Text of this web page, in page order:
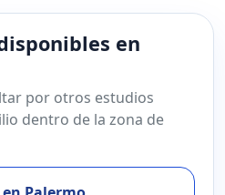
en
por otros estudios
dentro de la zona de